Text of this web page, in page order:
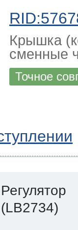
Крышка
сменные
Точное
Регулятор
(LB2734)